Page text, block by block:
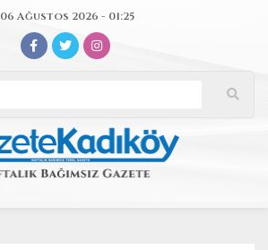
06 Ağustos 2026 - 01:25